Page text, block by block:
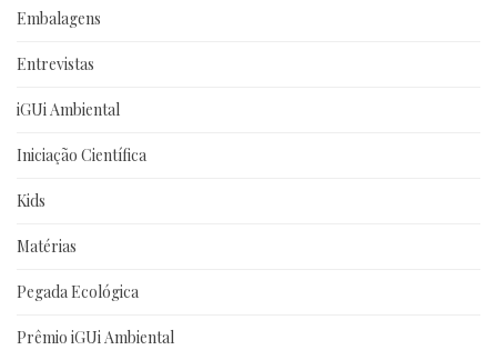
Embalagens
Entrevistas
iGUi Ambiental
Iniciação Científica
Kids
Matérias
Pegada Ecológica
Prêmio iGUi Ambiental